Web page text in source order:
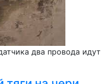
два провода идут